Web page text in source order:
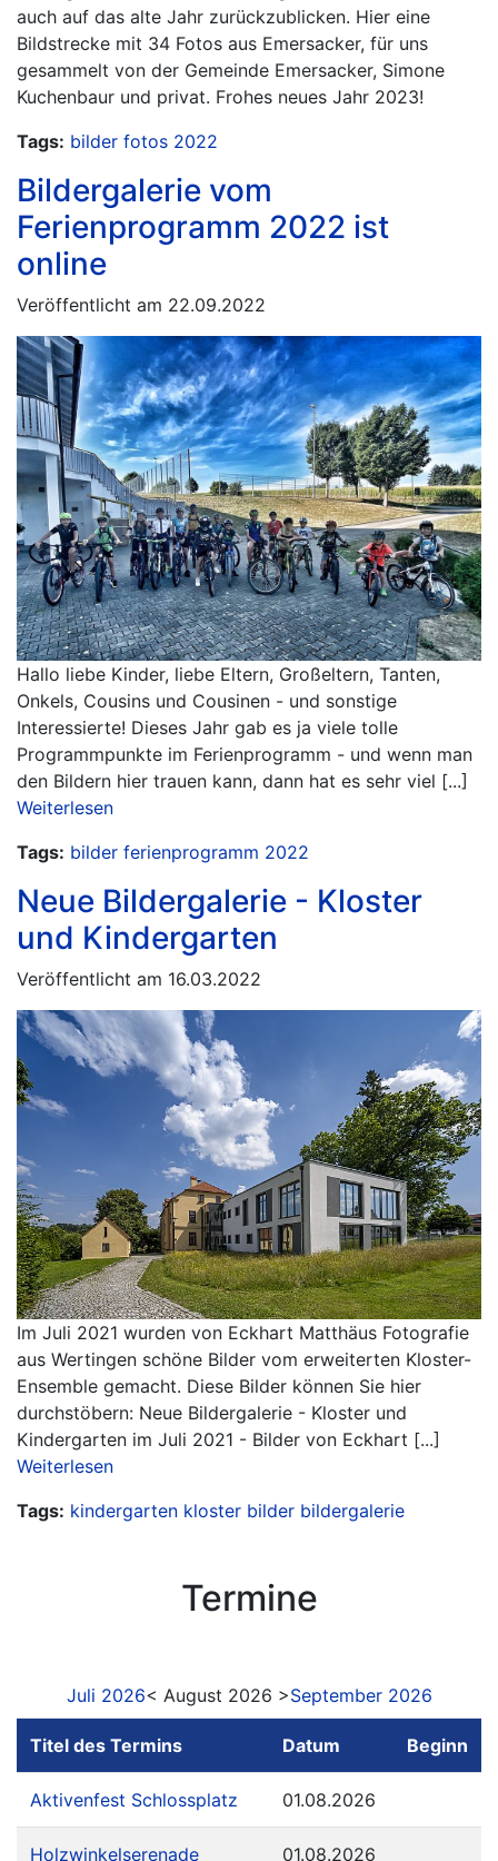
auch auf das alte Jahr zurückzublicken. Hier eine
Bildstrecke mit 34 Fotos aus Emersacker, für uns
gesammelt von der Gemeinde Emersacker, Simone
Kuchenbaur und privat. Frohes neues Jahr 2023!
Tags: bilder fotos 2022
Bildergalerie vom
Ferienprogramm 2022 ist
online
Veröffentlicht am 22.09.2022
Hallo liebe Kinder, liebe Eltern, Großeltern, Tanten,
Onkels, Cousins und Cousinen - und sonstige
Interessierte! Dieses Jahr gab es ja viele tolle
Programmpunkte im Ferienprogramm - und wenn man
den Bildern hier trauen kann, dann hat es sehr viel [...]
Weiterlesen
Tags: bilder ferienprogramm 2022
Neue Bildergalerie - Kloster
und Kindergarten
Veröffentlicht am 16.03.2022
Im Juli 2021 wurden von Eckhart Matthäus Fotografie
aus Wertingen schöne Bilder vom erweiterten Kloster-
Ensemble gemacht. Diese Bilder können Sie hier
durchstöbern: Neue Bildergalerie - Kloster und
Kindergarten im Juli 2021 - Bilder von Eckhart [...]
Weiterlesen
Tags: kindergarten kloster bilder bildergalerie
Termine
Juli 2026< August 2026 >September 2026
Titel des Termins Datum Beginn
Aktivenfest Schlossplatz 01.08.2026
Holzwinkelserenade 01.08.2026